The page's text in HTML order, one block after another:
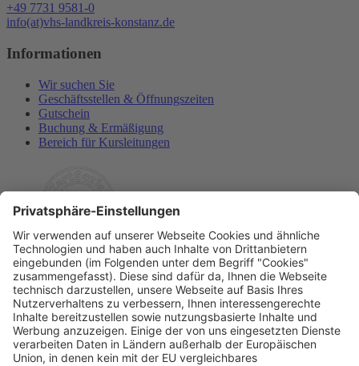
+49 7731 9581-0
info(at)vhs-landkreis-konstanz.de
Informationen
Wir suchen Sie
Geschäftsstellen & Öffnungszeiten
Gutschein
Buchung & Ermäßigung
Bereich für Kursleitungen
Rechtliches
Allgemeine Geschäftsbedingungen
Widerrufsbelehrung
Datenschutzerklärung
Barrierefreiheitserklärung
Impressum